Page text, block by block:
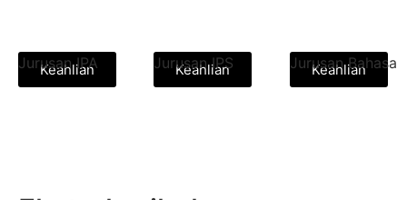
Keahlian
Jurusan IPA Keahlian
Jurusan IPS Keahlian
Jurusan Bahasa